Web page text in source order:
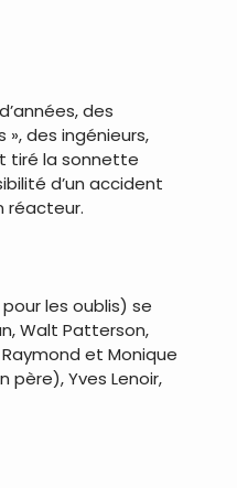
des
des ingénieurs,
tiré la sonnette
d’un accident
réacteur.
les oublis) se
Walt Patterson,
et Monique
père), Yves Lenoir,